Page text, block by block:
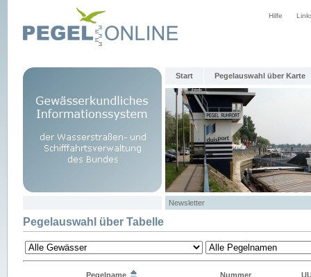
Hilfe
Start Pegelauswahl über Karte
Newsletter
Pegelauswahl über Tabelle
Pegelname Nummer